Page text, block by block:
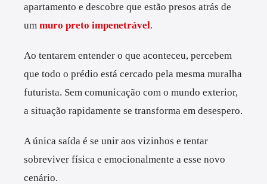
apartamento e descobre que estão presos atrás de
um muro preto impenetrável.
Ao tentarem entender o que aconteceu, percebem
que todo o prédio está cercado pela mesma muralha
futurista. Sem comunicação com o mundo exterior,
a situação rapidamente se transforma em desespero.
A única saída é se unir aos vizinhos e tentar
sobreviver física e emocionalmente a esse novo
cenário.